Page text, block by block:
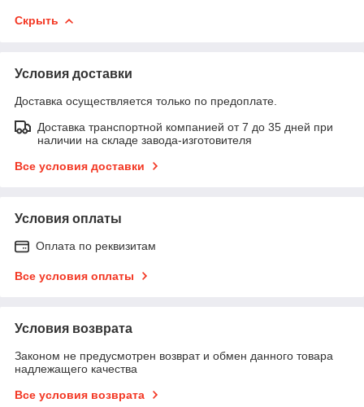
Скрыть
Условия доставки
Доставка осуществляется только по предоплате.
Доставка транспортной компанией от 7 до 35 дней при
наличии на складе завода-изготовителя
Все условия доставки
Условия оплаты
Оплата по реквизитам
Все условия оплаты
Условия возврата
Законом не предусмотрен возврат и обмен данного товара
надлежащего качества
Все условия возврата